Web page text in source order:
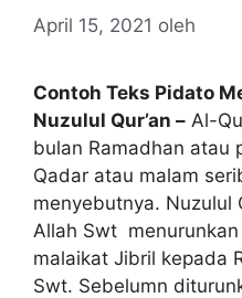
April 15, 2021 oleh
Contoh Teks Pidato
Nuzulul Qur’an – Al-
bulan Ramadhan atau
Qadar atau malam
menyebutnya. Nuzulul
Allah Swt menurunkan
malaikat Jibril kepada
Swt. Sebelumn